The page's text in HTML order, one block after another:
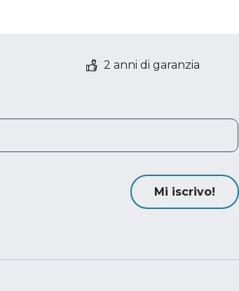
2 anni di garanzia
Mi iscrivo!